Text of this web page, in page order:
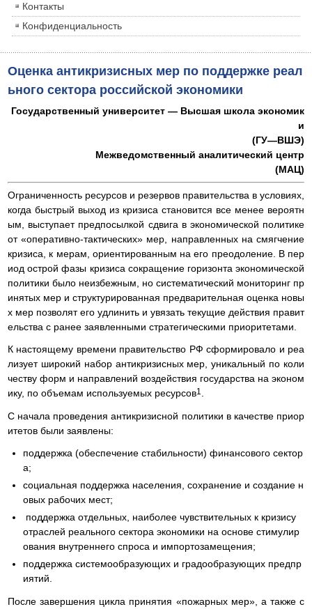
Контакты
Конфиденциальность
Оценка антикризисных мер по поддержке реал
ьного сектора российской экономики
Государственный университет — Высшая школа экономик
и
(ГУ—ВШЭ)
Межведомственный аналитический центр
(МАЦ)
Ограниченность ресурсов и резервов правительства в условиях,
когда быстрый выход из кризиса становится все менее вероятн
ым, выступает предпосылкой сдвига в экономической политике
от «оперативно-тактических» мер, направленных на смягчение
кризиса, к мерам, ориентированным на его преодоление. В пер
иод острой фазы кризиса сокращение горизонта экономической
политики было неизбежным, но систематический мониторинг пр
инятых мер и структурированная предварительная оценка новы
х мер позволят его удлинить и увязать текущие действия правит
ельства с ранее заявленными стратегическими приоритетами.
К настоящему времени правительство РФ сформировало и реа
лизует широкий набор антикризисных мер, уникальный по коли
честву форм и направлений воздействия государства на эконом
ику, по объемам используемых ресурсов1 .
С начала проведения антикризисной политики в качестве приор
итетов были заявлены:
поддержка (обеспечение стабильности) финансового сектор
а;
социальная поддержка населения, сохранение и создание н
овых рабочих мест;
поддержка отдельных, наиболее чувствительных к кризису
отраслей реального сектора экономики на основе стимулир
ования внутреннего спроса и импортозамещения;
поддержка системообразующих и градообразующих предпр
иятий.
После завершения цикла принятия «пожарных мер», а также с